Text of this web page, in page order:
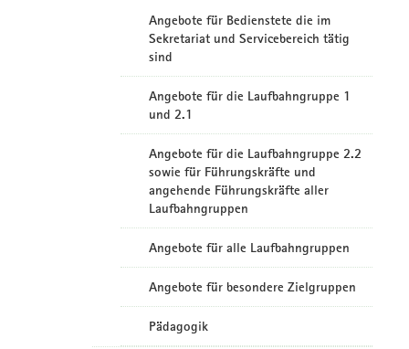
Angebote für Bedienstete die im
Sekretariat und Servicebereich tätig
sind
Angebote für die Laufbahngruppe 1
und 2.1
Angebote für die Laufbahngruppe 2.2
sowie für Führungskräfte und
angehende Führungskräfte aller
Laufbahngruppen
Angebote für alle Laufbahngruppen
Angebote für besondere Zielgruppen
Pädagogik